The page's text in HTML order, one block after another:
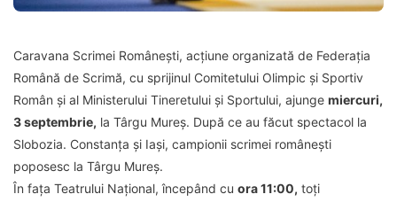
Caravana Scrimei Românești, acțiune organizată de Federația
Română de Scrimă, cu sprijinul Comitetului Olimpic și Sportiv
Român și al Ministerului Tineretului și Sportului, ajunge miercuri,
3 septembrie, la Târgu Mureș. După ce au făcut spectacol la
Slobozia. Constanța și Iași, campionii scrimei românești
poposesc la Târgu Mureș.
În fața Teatrului Național, începând cu ora 11:00, toți